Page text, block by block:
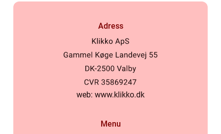
Adress
web: www.klikko.dk
Menu